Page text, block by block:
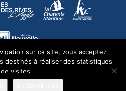
sur ce site, vous acceptez
destinés à réaliser des statistiques
de visites.